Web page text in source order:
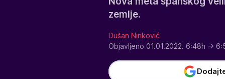
zemlje.
Dušan Ninković
Objavljeno 01.01.2022. 6:48h →